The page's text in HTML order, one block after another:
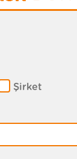
Şirket